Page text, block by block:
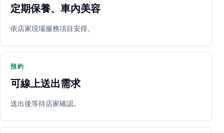
PARTNER SHOP
立即預約 開啟地圖 其他店家
定期保養、車內美容
依店家現場服務項目安排。
預約
可線上送出需求
送出後等待店家確認。